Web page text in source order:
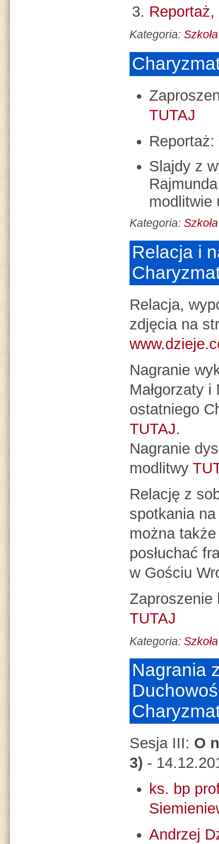
Kategoria:
TUTAJ
Reportaż:
Slajdy z
modlitwie
Kategoria:
Relacja i
Relacja,
zdjęcia na
Nagranie
Małgorzaty
ostatniego
TUTAJ.
Nagranie
modlitwy
Relację z
spotkania
można
posłuchać
w Gościu
Zaproszenie
TUTAJ
Kategoria:
Nagrania
Sesja III: O
3) -
ks. bp
Andrzej